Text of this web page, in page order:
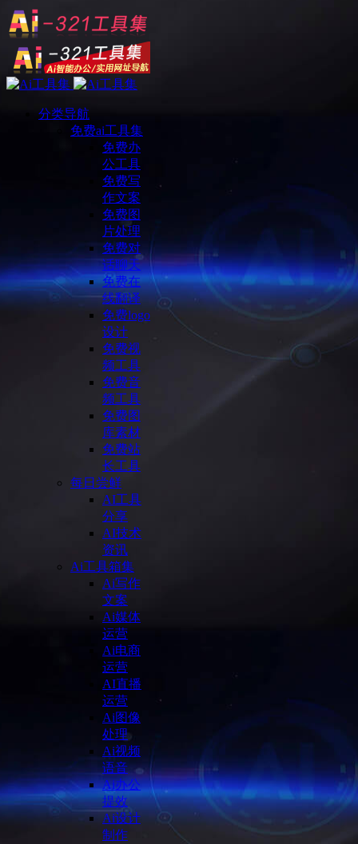
分类导航
免费ai工具集
免费办
公工具
免费写
作文案
免费图
片处理
免费对
话聊天
免费在
线翻译
免费logo
设计
免费视
频工具
免费音
频工具
免费图
库素材
免费站
长工具
每日尝鲜
AI工具
分享
AI技术
资讯
Ai工具箱集
Ai写作
文案
Ai媒体
运营
Ai电商
运营
AI直播
运营
Ai图像
处理
Ai视频
语音
Ai办公
提效
Ai设计
制作